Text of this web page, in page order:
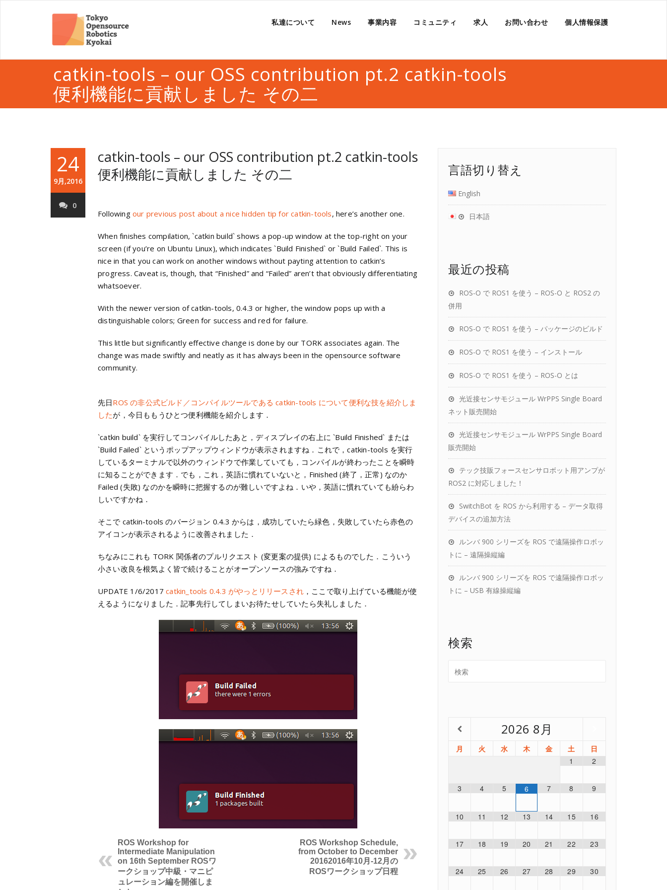
私達について News 事業内容 コミュニティ 求人 お問い合わせ 個人情報保護
catkin-tools – our OSS contribution pt.2 catkin-tools
便利機能に貢献しました その二
24
9月,2016
0
catkin-tools – our OSS contribution pt.2 catkin-tools
便利機能に貢献しました その二
Following our previous post about a nice hidden tip for catkin-tools, here’s another one.
When finishes compilation, `catkin build` shows a pop-up window at the top-right on your
screen (if you’re on Ubuntu Linux), which indicates `Build Finished` or `Build Failed`. This is
nice in that you can work on another windows without payting attention to catkin’s
progress. Caveat is, though, that “Finished” and “Failed” aren’t that obviously differentiating
whatsoever.
With the newer version of catkin-tools, 0.4.3 or higher, the window pops up with a
distinguishable colors; Green for success and red for failure.
This little but significantly effective change is done by our TORK associates again. The
change was made swiftly and neatly as it has always been in the opensource software
community.
先日ROS の非公式ビルド／コンパイルツールである catkin-tools について便利な技を紹介しま
したが，今日ももうひとつ便利機能を紹介します．
`catkin build` を実行してコンパイルしたあと，ディスプレイの右上に `Build Finished` または
`Build Failed` というポップアップウィンドウが表示されますね．これで，catkin-tools を実行
しているターミナルで以外のウィンドウで作業していても，コンパイルが終わったことを瞬時
に知ることができます．でも，これ，英語に慣れていないと，Finished (終了，正常) なのか
Failed (失敗) なのかを瞬時に把握するのが難しいですよね．いや，英語に慣れていても紛らわ
しいですかね．
そこで catkin-tools のバージョン 0.4.3 からは，成功していたら緑色，失敗していたら赤色の
アイコンが表示されるように改善されました．
ちなみにこれも TORK 関係者のプルリクエスト (変更案の提供) によるものでした．こういう
小さい改良を根気よく皆で続けることがオープンソースの強みですね．
UPDATE 1/6/2017catkin_tools 0.4.3 がやっとリリースされ ，ここで取り上げている機能が使
えるようになりました．記事先行してしまいお待たせしていたら失礼しました．
ROS Workshop for
Intermediate Manipulation
on 16th September ROSワ
ークショップ中級・マニピ
ュレーション編を開催しま
ROS Workshop Schedule,
from October to December
20162016年10月-12月の
ROSワークショップ日程
言語切り替え
English
日本語
最近の投稿
ROS-O で ROS1 を使う – ROS-O と ROS2 の
併用
ROS-O で ROS1 を使う – パッケージのビルド
ROS-O で ROS1 を使う – インストール
ROS-O で ROS1 を使う – ROS-O とは
光近接センサモジュール WrPPS Single Board
ネット販売開始
光近接センサモジュール WrPPS Single Board
販売開始
テック技販フォースセンサロボット用アンプが
ROS2 に対応しました！
SwitchBot を ROS から利用する – データ取得
デバイスの追加方法
ルンバ 900 シリーズを ROS で遠隔操作ロボッ
トに – 遠隔操縦編
ルンバ 900 シリーズを ROS で遠隔操作ロボッ
トに – USB 有線操縦編
検索
2026 8月
月 火 水 木 金 土
日
1
2
3 4 5 6 7 8 9
10 11 12 13 14 15 16
17 18 19 20 21 22 23
24 25 26 27 28 29 30